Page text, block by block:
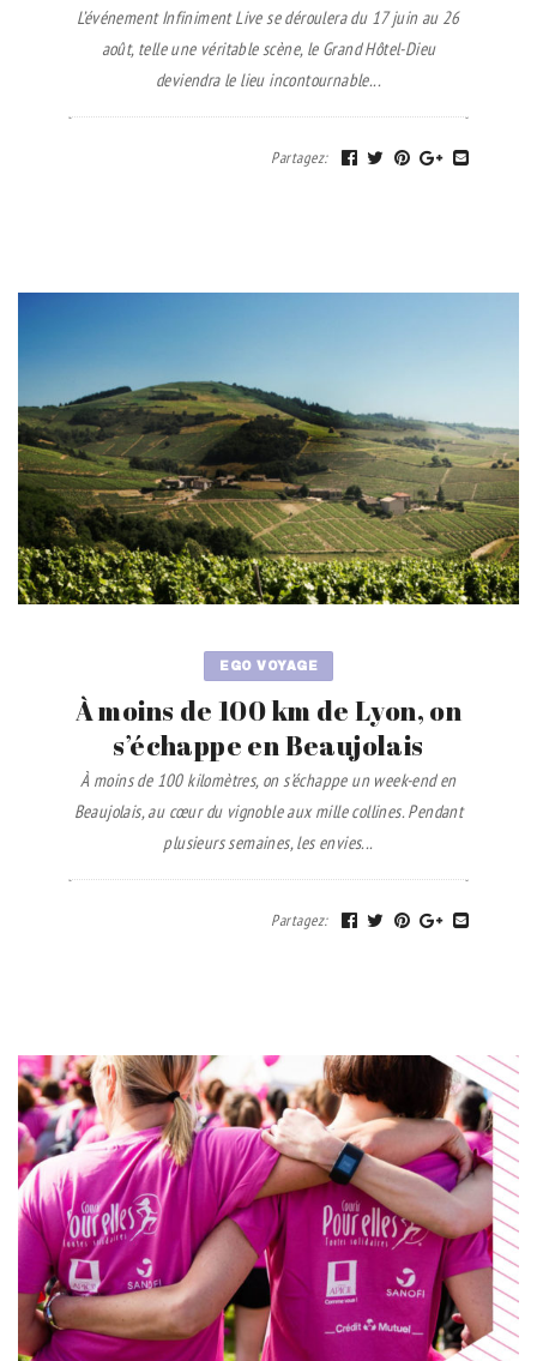
L’événement Infiniment Live se déroulera du 17 juin au 26
août, telle une véritable scène, le Grand Hôtel-Dieu
deviendra le lieu incontournable...
Partagez:
EGO VOYAGE
À moins de 100 km de Lyon, on
s’échappe en Beaujolais
À moins de 100 kilomètres, on s’échappe un week-end en
Beaujolais, au cœur du vignoble aux mille collines. Pendant
plusieurs semaines, les envies...
Partagez: